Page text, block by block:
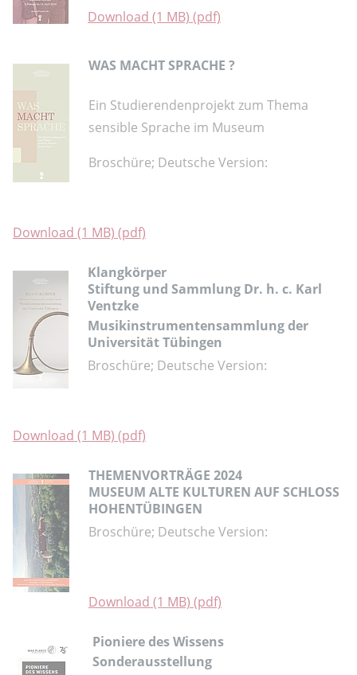
Download (1 MB) (pdf)
WAS MACHT SPRACHE ?
Ein Studierendenprojekt zum Thema
sensible Sprache im Museum
Broschüre; Deutsche Version:
Download (1 MB) (pdf)
Klangkörper
Stiftung und Sammlung Dr. h. c. Karl
Ventzke
Musikinstrumentensammlung der
Universität Tübingen
Broschüre; Deutsche Version:
Download (1 MB) (pdf)
THEMENVORTRÄGE 2024
MUSEUM ALTE KULTUREN AUF SCHLOSS
HOHENTÜBINGEN
Broschüre; Deutsche Version:
Download (1 MB) (pdf)
Pioniere des Wissens
Sonderausstellung